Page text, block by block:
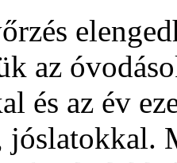
az
és az év